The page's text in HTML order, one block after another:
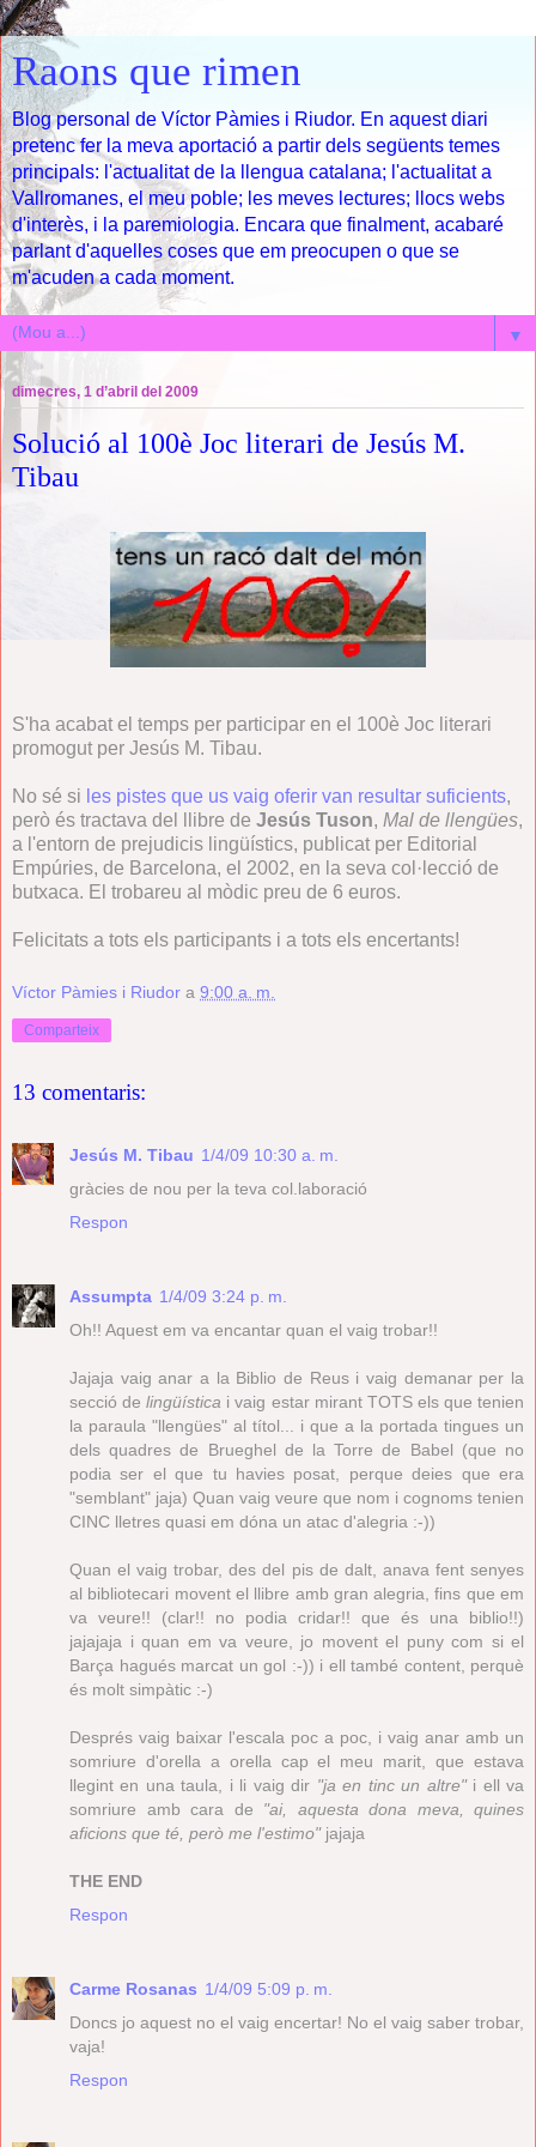
Raons que rimen
Blog personal de Víctor Pàmies i Riudor. En aquest diari
pretenc fer la meva aportació a partir dels següents temes
principals: l'actualitat de la llengua catalana; l'actualitat a
Vallromanes, el meu poble; les meves lectures; llocs webs
d'interès, i la paremiologia. Encara que finalment, acabaré
parlant d'aquelles coses que em preocupen o que se
m'acuden a cada moment.
▼
dimecres, 1 d’abril del 2009
Solució al 100è Joc literari de Jesús M.
Tibau
S'ha acabat el temps per participar en el 100è Joc literari
promogut per Jesús M. Tibau.
No sé si les pistes que us vaig oferir van resultar suficients,
però és tractava del llibre de Jesús Tuson, Mal de llengües,
a l'entorn de prejudicis lingüístics, publicat per Editorial
Empúries, de Barcelona, el 2002, en la seva col·lecció de
butxaca. El trobareu al mòdic preu de 6 euros.
Felicitats a tots els participants i a tots els encertants!
Víctor Pàmies i Riudor a 9:00 a. m.
Comparteix
13 comentaris:
Jesús M. Tibau 1/4/09 10:30 a. m.
gràcies de nou per la teva col.laboració
Respon
Assumpta 1/4/09 3:24 p. m.
Oh!! Aquest em va encantar quan el vaig trobar!!
Jajaja vaig anar a la Biblio de Reus i vaig demanar per la
secció delingüística i vaig estar mirant TOTS els que tenien
la paraula "llengües" al títol... i que a la portada tingues un
dels quadres de Brueghel de la Torre de Babel (que no
podia ser el que tu havies posat, perque deies que era
"semblant" jaja) Quan vaig veure que nom i cognoms tenien
CINC lletres quasi em dóna un atac d'alegria :-))
Quan el vaig trobar, des del pis de dalt, anava fent senyes
al bibliotecari movent el llibre amb gran alegria, fins que em
va veure!! (clar!! no podia cridar!! que és una biblio!!)
jajajaja i quan em va veure, jo movent el puny com si el
Barça hagués marcat un gol :-)) i ell també content, perquè
és molt simpàtic :-)
Després vaig baixar l'escala poc a poc, i vaig anar amb un
somriure d'orella a orella cap el meu marit, que estava
llegint en una taula, i li vaig dir "ja en tinc un altre"i ell va
somriure amb cara de "ai, aquesta dona meva, quines
aficions que té, però me l'estimo"jajaja
THE END
Respon
Carme Rosanas 1/4/09 5:09 p. m.
Doncs jo aquest no el vaig encertar! No el vaig saber trobar,
vaja!
Respon